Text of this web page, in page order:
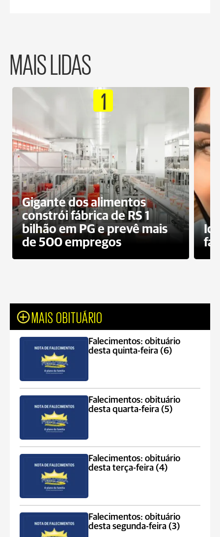
MAIS LIDAS
1
Gigante dos alimentos
constrói fábrica de RS 1
bilhão em PG e prevê mais
de 500 empregos
MAIS OBITUÁRIO
Falecimentos: obituário
desta quinta-feira (6)
Falecimentos: obituário
desta quarta-feira (5)
Falecimentos: obituário
desta terça-feira (4)
Falecimentos: obituário
desta segunda-feira (3)